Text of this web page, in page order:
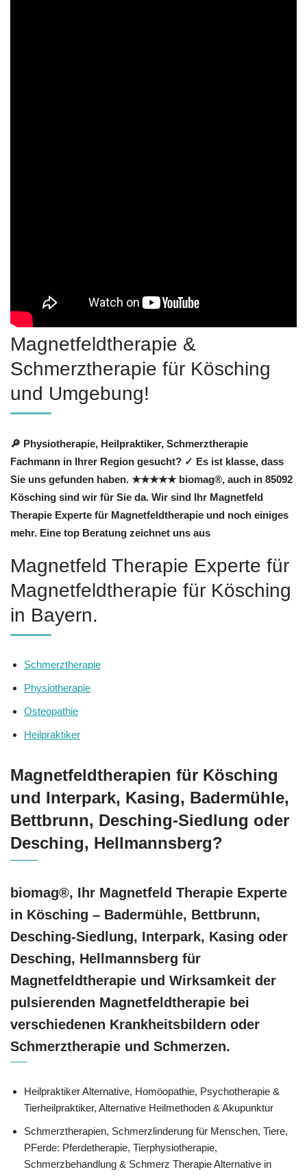
Magnetfeldtherapie &
Schmerztherapie für Kösching
und Umgebung!
🔎 Physiotherapie, Heilpraktiker, Schmerztherapie
Fachmann in Ihrer Region gesucht? ✓ Es ist klasse, dass
Sie uns gefunden haben. ★★★★★ biomag®, auch in 85092
Kösching sind wir für Sie da. Wir sind Ihr Magnetfeld
Therapie Experte für Magnetfeldtherapie und noch einiges
mehr. Eine top Beratung zeichnet uns aus
Magnetfeld Therapie Experte für
Magnetfeldtherapie für Kösching
in Bayern.
Schmerztherapie
Physiotherapie
Osteopathie
Heilpraktiker
Magnetfeldtherapien für Kösching
und Interpark, Kasing, Badermühle,
Bettbrunn, Desching-Siedlung oder
Desching, Hellmannsberg?
biomag®, Ihr Magnetfeld Therapie Experte
in Kösching – Badermühle, Bettbrunn,
Desching-Siedlung, Interpark, Kasing oder
Desching, Hellmannsberg für
Magnetfeldtherapie und Wirksamkeit der
pulsierenden Magnetfeldtherapie bei
verschiedenen Krankheitsbildern oder
Schmerztherapie und Schmerzen.
Heilpraktiker Alternative, ‎Homöopathie, ‎Psychotherapie &
‎Tierheilpraktiker, Alternative Heilmethoden & Akupunktur
Schmerztherapien, Schmerzlinderung für Menschen, Tiere,
PFerde: Pferdetherapie, Tierphysiotherapie,
Schmerzbehandlung & Schmerz Therapie Alternative in